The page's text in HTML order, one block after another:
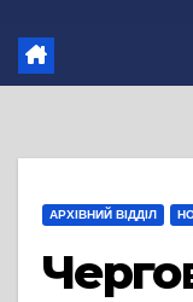
АРХІВНИЙ ВІДДІЛ